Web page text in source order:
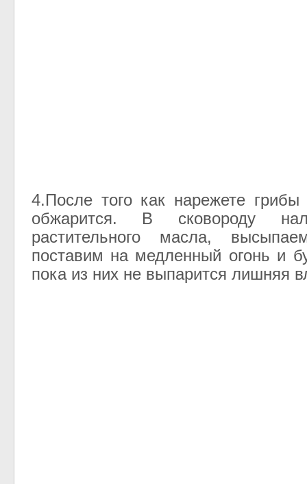
4.После того как нарежете
обжарится. В сковороду
растительного масла,
поставим на медленный огонь и
пока из них не выпарится лишняя